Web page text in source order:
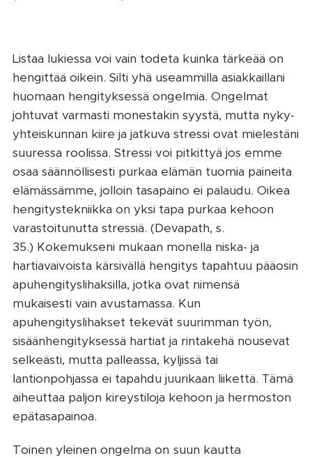
Listaa lukiessa voi vain todeta kuinka tärkeää on
hengittää oikein. Silti yhä useammilla asiakkaillani
huomaan hengityksessä ongelmia. Ongelmat
johtuvat varmasti monestakin syystä, mutta nyky-
yhteiskunnan kiire ja jatkuva stressi ovat mielestäni
suuressa roolissa. Stressi voi pitkittyä jos emme
osaa säännöllisesti purkaa elämän tuomia paineita
elämässämme, jolloin tasapaino ei palaudu. Oikea
hengitystekniikka on yksi tapa purkaa kehoon
varastoitunutta stressiä. (Devapath, s.
35.) Kokemukseni mukaan monella niska- ja
hartiavaivoista kärsivällä hengitys tapahtuu pääosin
apuhengityslihaksilla, jotka ovat nimensä
mukaisesti vain avustamassa. Kun
apuhengityslihakset tekevät suurimman työn,
sisäänhengityksessä hartiat ja rintakehä nousevat
selkeästi, mutta palleassa, kyljissä tai
lantionpohjassa ei tapahdu juurikaan liikettä. Tämä
aiheuttaa paljon kireystiloja kehoon ja hermoston
epätasapainoa.
Toinen yleinen ongelma on suun kautta